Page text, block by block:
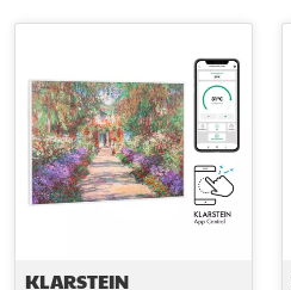
KLARSTEIN